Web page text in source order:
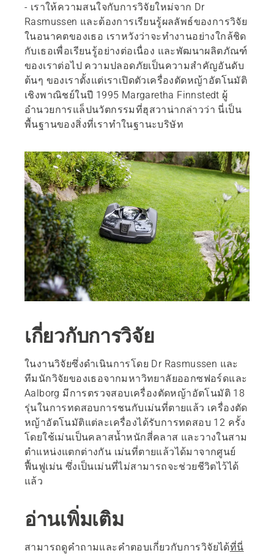
- เราให้ความสนใจกับการวิจัยใหม่จาก Dr
Rasmussen และต้องการเรียนรู้ผลลัพธ์ของการวิจัย
ในอนาคตของเธอ เราหวังว่าจะทำงานอย่างใกล้ชิด
กับเธอเพื่อเรียนรู้อย่างต่อเนื่อง และพัฒนาผลิตภัณฑ์
ของเราต่อไป ความปลอดภัยเป็นความสำคัญอันดับ
ต้นๆ ของเราตั้งแต่เราเปิดตัวเครื่องตัดหญ้าอัตโนมัติ
เชิงพาณิชย์ในปี 1995 Margaretha Finnstedt ผู้
อำนวยการแล็ปนวัตกรรมที่ฮุสวาน่ากล่าวว่า นี่เป็น
พื้นฐานของสิ่งที่เราทำในฐานะบริษัท
เกี่ยวกับการวิจัย
ในงานวิจัยซึ่งดำเนินการโดย Dr Rasmussen และ
ทีมนักวิจัยของเธอจากมหาวิทยาลัยออกซฟอร์ดและ
Aalborg มีการตรวจสอบเครื่องตัดหญ้าอัตโนมัติ 18
รุ่นในการทดสอบการชนกับเม่นที่ตายแล้ว เครื่องตัด
หญ้าอัตโนมัติแต่ละเครื่องได้รับการทดสอบ 12 ครั้ง
โดยใช้เม่นเป็นคลาสน้ำหนักสี่คลาส และวางในสาม
ตำแหน่งแตกต่างกัน เม่นที่ตายแล้วได้มาจากศูนย์
ฟื้นฟูเม่น ซึ่งเป็นเม่นที่ไม่สามารถจะช่วยชีวิตไว้ได้
แล้ว
อ่านเพิ่มเติม
สามารถดูคำถามและคำตอบเกี่ยวกับการวิจัยได้ที่นี่